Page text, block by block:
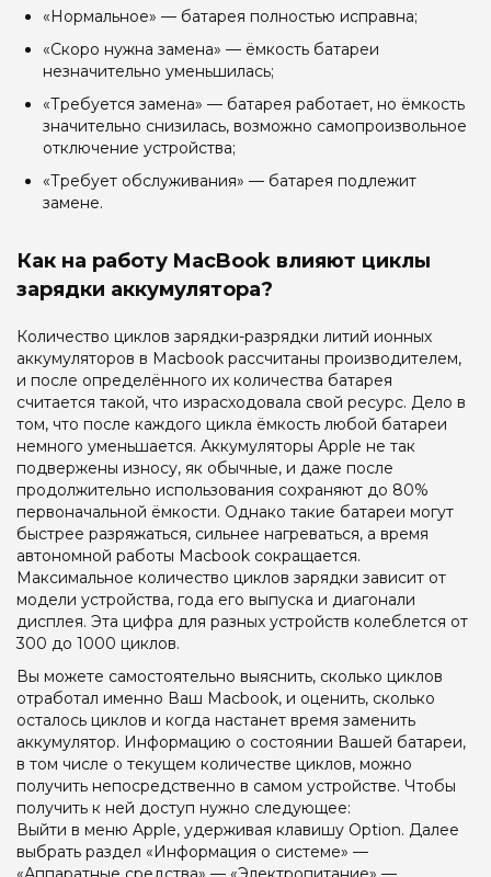
«Нормальное» — батарея полностью исправна;
«Скоро нужна замена» — ёмкость батареи
незначительно уменьшилась;
«Требуется замена» — батарея работает, но ёмкость
значительно снизилась, возможно самопроизвольное
отключение устройства;
«Требует обслуживания» — батарея подлежит
замене.
Как на работу MacBook влияют циклы
зарядки аккумулятора?
Количество циклов зарядки-разрядки литий ионных
аккумуляторов в Macbook рассчитаны производителем,
и после определённого их количества батарея
считается такой, что израсходовала свой ресурс. Дело в
том, что после каждого цикла ёмкость любой батареи
немного уменьшается. Аккумуляторы Apple не так
подвержены износу, як обычные, и даже после
продолжительно использования сохраняют до 80%
первоначальной ёмкости. Однако такие батареи могут
быстрее разряжаться, сильнее нагреваться, а время
автономной работы Macbook сокращается.
Максимальное количество циклов зарядки зависит от
модели устройства, года его выпуска и диагонали
дисплея. Эта цифра для разных устройств колеблется от
300 до 1000 циклов.
Вы можете самостоятельно выяснить, сколько циклов
отработал именно Ваш Macbook, и оценить, сколько
осталось циклов и когда настанет время заменить
аккумулятор. Информацию о состоянии Вашей батареи,
в том числе о текущем количестве циклов, можно
получить непосредственно в самом устройстве. Чтобы
получить к ней доступ нужно следующее:
Выйти в меню Apple, удерживая клавишу Option. Далее
выбрать раздел «Информация о системе» —